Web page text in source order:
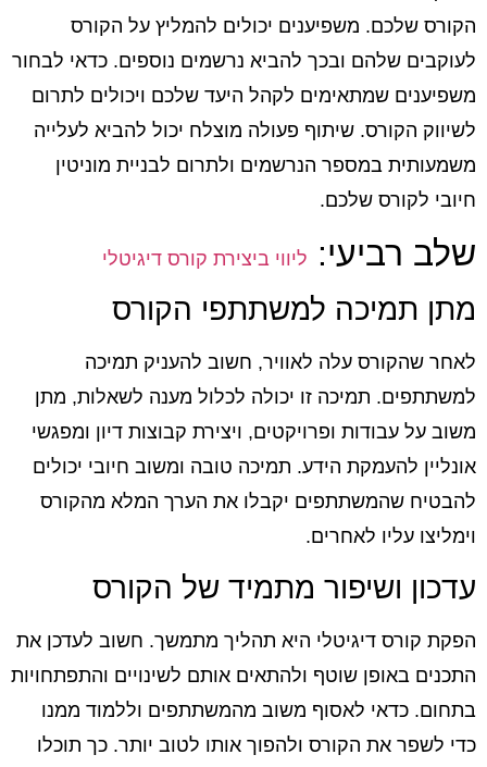
הקורס שלכם. משפיענים יכולים להמליץ על הקורס
לעוקבים שלהם ובכך להביא נרשמים נוספים. כדאי לבחור
משפיענים שמתאימים לקהל היעד שלכם ויכולים לתרום
לשיווק הקורס. שיתוף פעולה מוצלח יכול להביא לעלייה
משמעותית במספר הנרשמים ולתרום לבניית מוניטין
חיובי לקורס שלכם.
שלב רביעי: ליווי ביצירת קורס דיגיטלי
מתן תמיכה למשתתפי הקורס
לאחר שהקורס עלה לאוויר, חשוב להעניק תמיכה
למשתתפים. תמיכה זו יכולה לכלול מענה לשאלות, מתן
משוב על עבודות ופרויקטים, ויצירת קבוצות דיון ומפגשי
אונליין להעמקת הידע. תמיכה טובה ומשוב חיובי יכולים
להבטיח שהמשתתפים יקבלו את הערך המלא מהקורס
וימליצו עליו לאחרים.
עדכון ושיפור מתמיד של הקורס
הפקת קורס דיגיטלי היא תהליך מתמשך. חשוב לעדכן את
התכנים באופן שוטף ולהתאים אותם לשינויים והתפתחויות
בתחום. כדאי לאסוף משוב מהמשתתפים וללמוד ממנו
כדי לשפר את הקורס ולהפוך אותו לטוב יותר. כך תוכלו